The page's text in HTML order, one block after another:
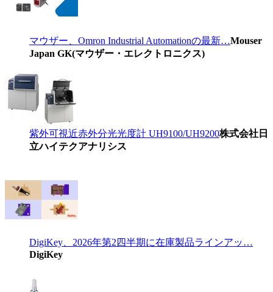
マウザー、Omron Industrial Automationの最新…Mouser
Japan GK(マウザー・エレクトロニクス)
紫外可視近赤外分光光度計 UH9100/UH9200株式会社日
立ハイテクアナリシス
DigiKey、2026年第2四半期に在庫製品ラインアッ…
DigiKey